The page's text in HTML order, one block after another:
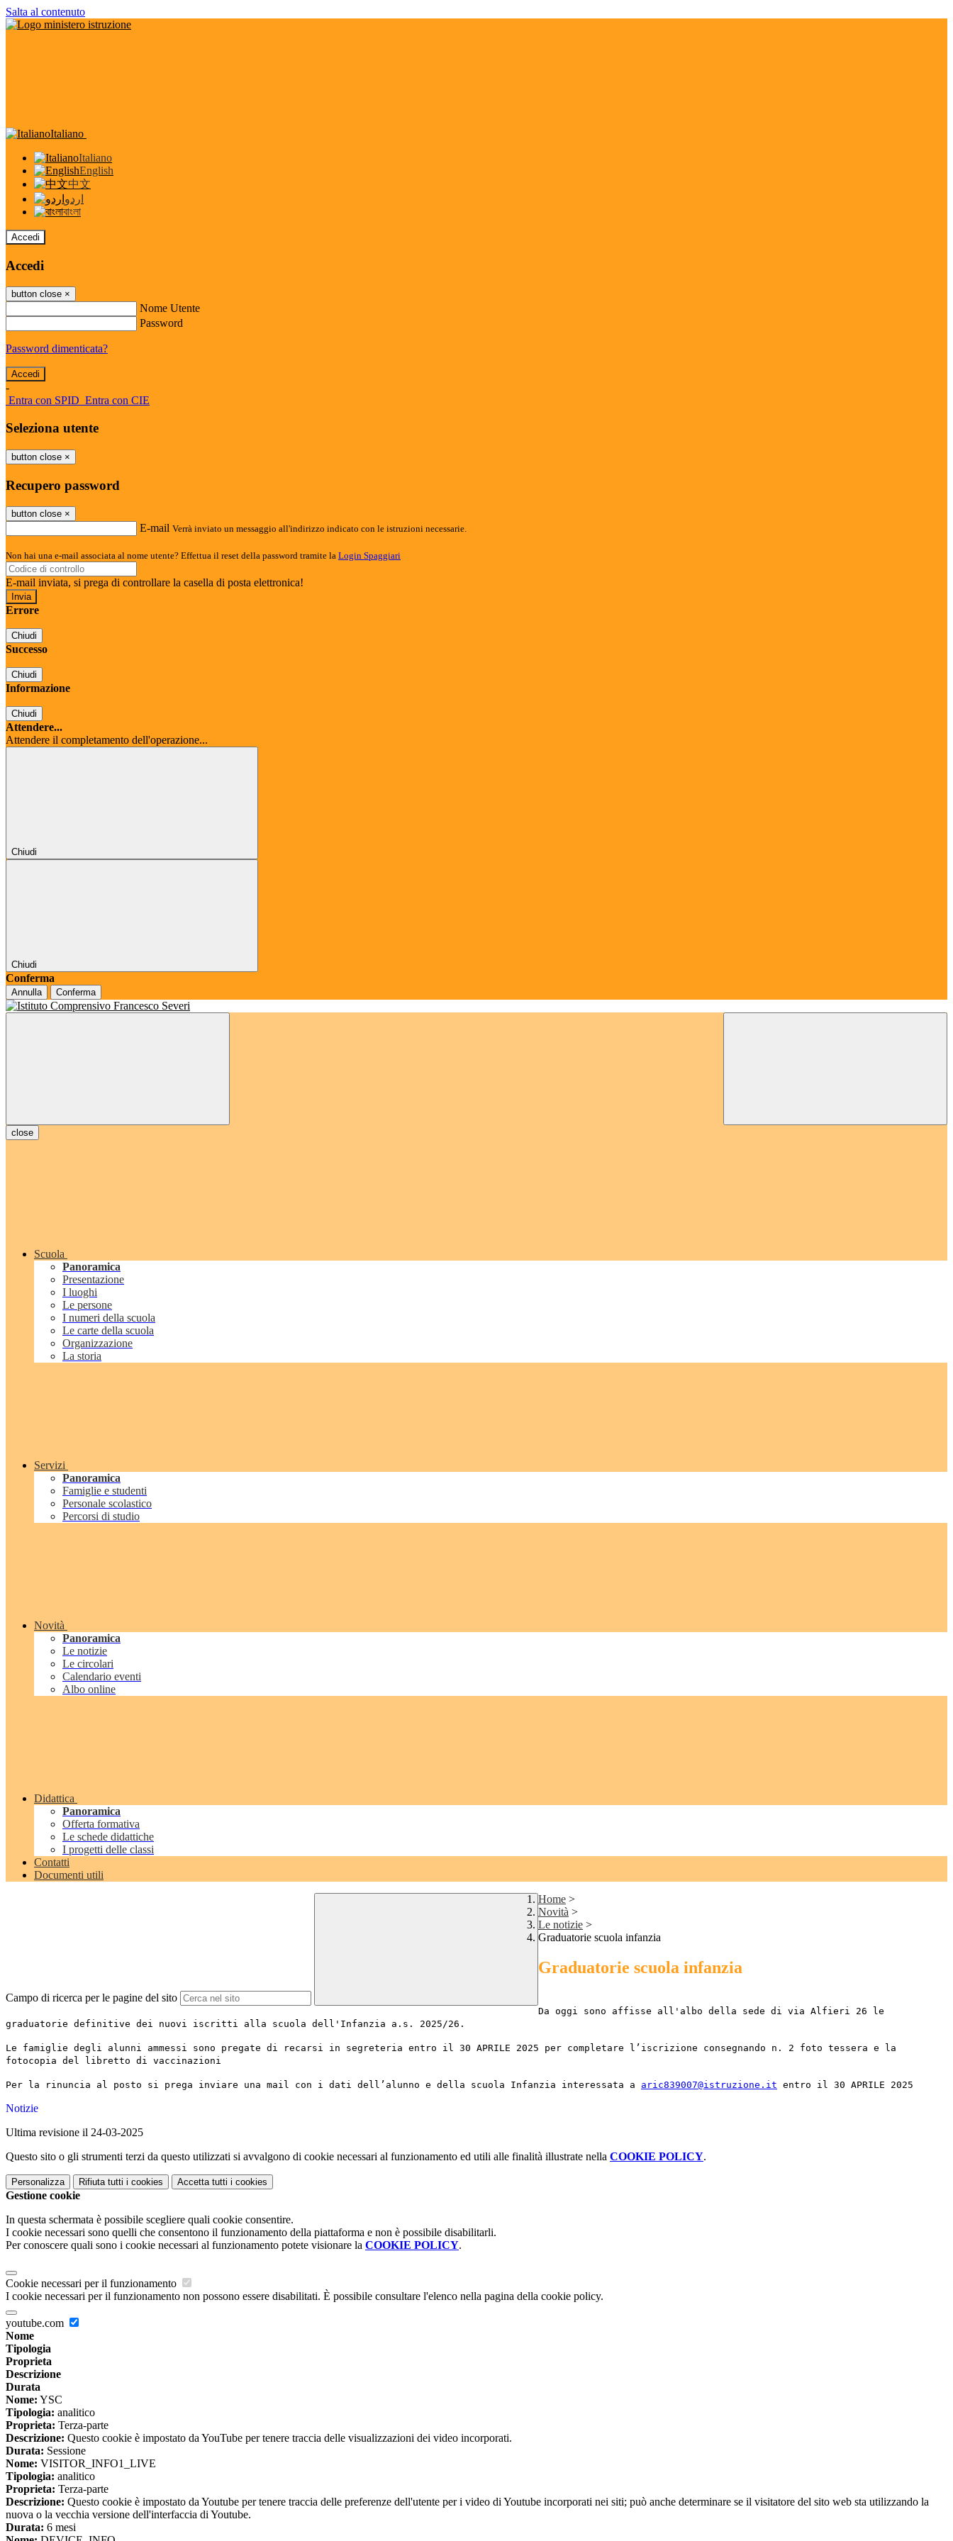
Salta al contenuto
Italiano
Italiano
English
中文
اردو
বাংলা
Accedi
Accedi
button close ×
Nome Utente
Password
Password dimenticata?
-
Entra con SPID Entra con CIE
Seleziona utente
button close ×
Recupero password
button close ×
E-mail Verrà inviato un messaggio all'indirizzo indicato con le istruzioni necessarie.
Non hai una e-mail associata al nome utente? Effettua il reset della password tramite la Login Spaggiari
E-mail inviata, si prega di controllare la casella di posta elettronica!
Errore
Chiudi
Successo
Chiudi
Informazione
Chiudi
Attendere...
Attendere il completamento dell'operazione...
Chiudi
Chiudi
Conferma
Annulla Conferma
close
Scuola
Panoramica
Presentazione
I luoghi
Le persone
I numeri della scuola
Le carte della scuola
Organizzazione
La storia
Servizi
Panoramica
Famiglie e studenti
Personale scolastico
Percorsi di studio
Novità
Panoramica
Le notizie
Le circolari
Calendario eventi
Albo online
Didattica
Panoramica
Offerta formativa
Le schede didattiche
I progetti delle classi
Contatti
Documenti utili
Campo di ricerca per le pagine del sito
Home >
Novità >
Le notizie >
Graduatorie scuola infanzia
Graduatorie scuola infanzia
Da oggi sono affisse all'albo della sede di via Alfieri 26 le
graduatorie definitive dei nuovi iscritti alla scuola dell'Infanzia a.s. 2025/26.
Le famiglie degli alunni ammessi sono pregate di recarsi in segreteria entro il 30 APRILE 2025 per completare l’iscrizione consegnando n. 2 foto tessera e la
fotocopia del libretto di vaccinazioni
Per la rinuncia al posto si prega inviare una mail con i dati dell’alunno e della scuola Infanzia interessata a aric839007@istruzione.it entro il 30 APRILE 2025
Notizie
Ultima revisione il 24-03-2025
Questo sito o gli strumenti terzi da questo utilizzati si avvalgono di cookie necessari al funzionamento ed utili alle finalità illustrate nella COOKIE POLICY.
Personalizza Rifiuta tutti i cookies Accetta tutti i cookies
Gestione cookie
In questa schermata è possibile scegliere quali cookie consentire.
I cookie necessari sono quelli che consentono il funzionamento della piattaforma e non è possibile disabilitarli.
Per conoscere quali sono i cookie necessari al funzionamento potete visionare la COOKIE POLICY.
Cookie necessari per il funzionamento
I cookie necessari per il funzionamento non possono essere disabilitati. È possibile consultare l'elenco nella pagina della cookie policy.
youtube.com
Nome
Tipologia
Proprieta
Descrizione
Durata
Nome: YSC
Tipologia: analitico
Proprieta: Terza-parte
Descrizione: Questo cookie è impostato da YouTube per tenere traccia delle visualizzazioni dei video incorporati.
Durata: Sessione
Nome: VISITOR_INFO1_LIVE
Tipologia: analitico
Proprieta: Terza-parte
Descrizione: Questo cookie è impostato da Youtube per tenere traccia delle preferenze dell'utente per i video di Youtube incorporati nei siti; può anche determinare se il visitatore del sito web sta utilizzando la
nuova o la vecchia versione dell'interfaccia di Youtube.
Durata: 6 mesi